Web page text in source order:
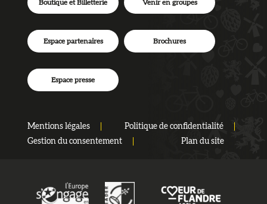
Mentions légales
Politique de confidentialité
Gestion du consentement
Plan du site
Boutique et Billetterie Venir en groupes
Espace partenaires Brochures
Espace presse